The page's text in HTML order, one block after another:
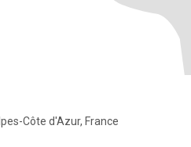
Côte d'Azur, France